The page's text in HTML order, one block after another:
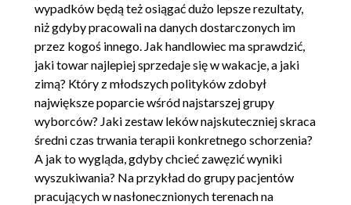
8.1. Podsumowanie kursu 00:06:10
wypadków będą też osiągać dużo lepsze rezultaty,
niż gdyby pracowali na danych dostarczonych im
przez kogoś innego. Jak handlowiec ma sprawdzić,
jaki towar najlepiej sprzedaje się w wakacje, a jaki
zimą? Który z młodszych polityków zdobył
największe poparcie wśród najstarszej grupy
wyborców? Jaki zestaw leków najskuteczniej skraca
średni czas trwania terapii konkretnego schorzenia?
A jak to wygląda, gdyby chcieć zawęzić wyniki
wyszukiwania? Na przykład do grupy pacjentów
pracujących w nasłonecznionych terenach na